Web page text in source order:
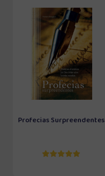
Profecias Surpreendentes